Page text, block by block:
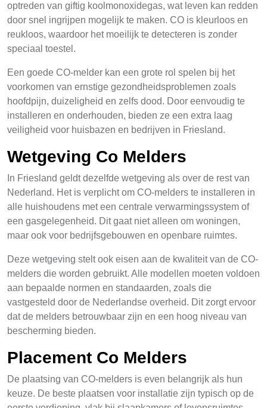
optreden van giftig koolmonoxidegas, wat leven kan redden
door snel ingrijpen mogelijk te maken. CO is kleurloos en
reukloos, waardoor het moeilijk te detecteren is zonder
speciaal toestel.
Een goede CO-melder kan een grote rol spelen bij het
voorkomen van ernstige gezondheidsproblemen zoals
hoofdpijn, duizeligheid en zelfs dood. Door eenvoudig te
installeren en onderhouden, bieden ze een extra laag
veiligheid voor huisbazen en bedrijven in Friesland.
Wetgeving Co Melders
In Friesland geldt dezelfde wetgeving als over de rest van
Nederland. Het is verplicht om CO-melders te installeren in
alle huishoudens met een centrale verwarmingssystem of
een gasgelegenheid. Dit gaat niet alleen om woningen,
maar ook voor bedrijfsgebouwen en openbare ruimtes.
Deze wetgeving stelt ook eisen aan de kwaliteit van de CO-
melders die worden gebruikt. Alle modellen moeten voldoen
aan bepaalde normen en standaarden, zoals die
vastgesteld door de Nederlandse overheid. Dit zorgt ervoor
dat de melders betrouwbaar zijn en een hoog niveau van
bescherming bieden.
Placement Co Melders
De plaatsing van CO-melders is even belangrijk als hun
keuze. De beste plaatsen voor installatie zijn typisch op de